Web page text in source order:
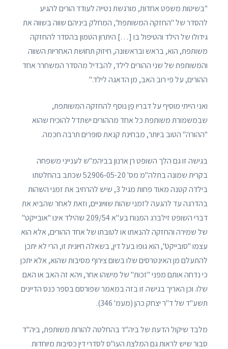
"בשיטות משפט אחדות, מורגשת נטייה לעודד הורים להגיע
להסדר של "החזקה המשותפת", המחלק ביניהם שווה בשווה את
גידולו של הילד והטיפול בו […] היתרון הטמון בהסדר להחזקה
משותפת, הוא, בראש ובראשונה, חיזוק תחושת האחריות השווה
והמשותפת של שני ההורים לילד, להבדיל מהסדר המשחרר אחד
ההורים, על פי רוב האב, מן הדאגה לילד."
ואני הייתי מוסיף על דבריו פַן נוסף להחזקה המשותפת,
שבמשמורת משותפת כל אחד מההורים ישתדל להוכיח שהוא
"ההורה" הטוב ביותר, מבחינת קנאת סופרים תרבה חכמה.
בגישה זו גם הלך השופט רן ארנון בביהמ"ש לענייני משפחה
בקרית שמונה בתלה"מ מס' 52906-05-20 שכתב בהחלטתו
בילדה קטנה מאוד פחות מגיל 3, שיש להרחיב את זמני השהות
בהדרגה עד להגעה לזמני שהות שוויוניים, וזאת לאחר שהביא את
דברי השופט זילברג המנוח בע"א 209/54 שהילד אינו "אובייקט"
של שמירה והחזקה להנאתו או לטובתו של אחד ההורים, אלא הוא
עצמו "סובייקט", הוא גופו בעל דין, בשאלה חיונית זו, הרי לא יתכן
להתעלם מן האינטרסים שלו בשום צירוף מסיבות שהוא, אלא יתכן
כי נדחה אותם מפני "זכות" של מישהו אחר, ויהא זה האב או האם
שלו. וכן האריך בגישה זו בזה במאמר שפורסם בספר כנס הדיינים
תשע"ד של ד"ר יצחק כהן (מעמ' 346).
מלבד שיקול הדעת של ביה"ד בהחלטה להורות משותפת, ביה"ד
סבור שיש לראות גם המלצת העו"ס לסדרי דין כסיבות מיוחדות